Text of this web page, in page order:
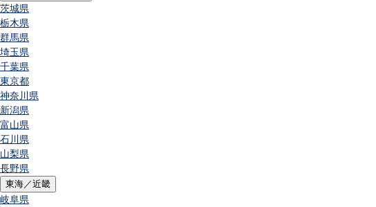
茨城県
栃木県
群馬県
埼玉県
千葉県
東京都
神奈川県
新潟県
富山県
石川県
山梨県
長野県
東海／近畿
岐阜県